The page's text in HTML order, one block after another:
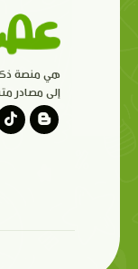
هي منصة
إلى مصادر